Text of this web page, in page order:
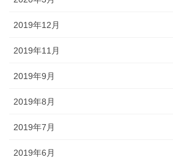
2019年12月
2019年11月
2019年9月
2019年8月
2019年7月
2019年6月